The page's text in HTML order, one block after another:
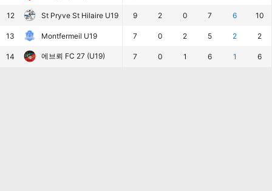
12 St Pryve St Hilaire U19
13 Montfermeil U19
14 에브뢰 FC 27 (U19)
9 2 0 7 6 10
7 0 2 5 2 2
7 0 1 6 1 6